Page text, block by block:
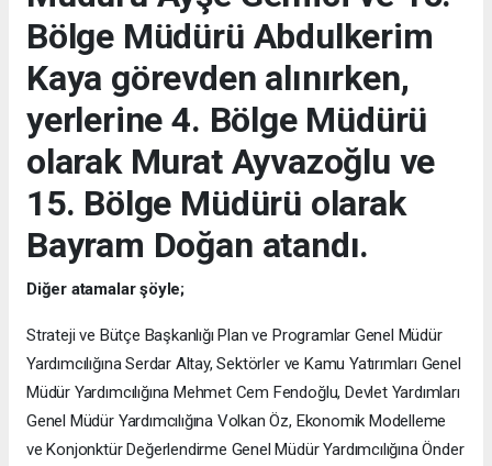
Bölge Müdürü Abdulkerim
Kaya görevden alınırken,
yerlerine 4. Bölge Müdürü
olarak Murat Ayvazoğlu ve
15. Bölge Müdürü olarak
Bayram Doğan atandı.
Diğer atamalar şöyle;
Strateji ve Bütçe Başkanlığı Plan ve Programlar Genel Müdür
Yardımcılığına Serdar Altay, Sektörler ve Kamu Yatırımları Genel
Müdür Yardımcılığına Mehmet Cem Fendoğlu, Devlet Yardımları
Genel Müdür Yardımcılığına Volkan Öz, Ekonomik Modelleme
ve Konjonktür Değerlendirme Genel Müdür Yardımcılığına Önder